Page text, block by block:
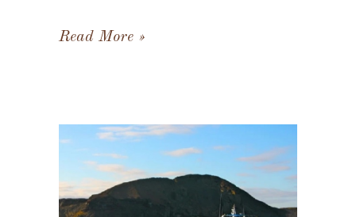
Read More